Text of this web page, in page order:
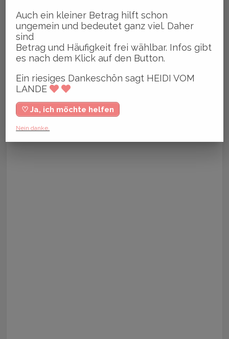
Auch ein kleiner Betrag hilft schon
ungemein und bedeutet ganz viel. Daher
sind
Betrag und Häufigkeit frei wählbar. Infos gibt
es nach dem Klick auf den Button.
Ein riesiges Dankeschön sagt HEIDI VOM
LANDE
♡ Ja, ich möchte helfen
Nein danke.